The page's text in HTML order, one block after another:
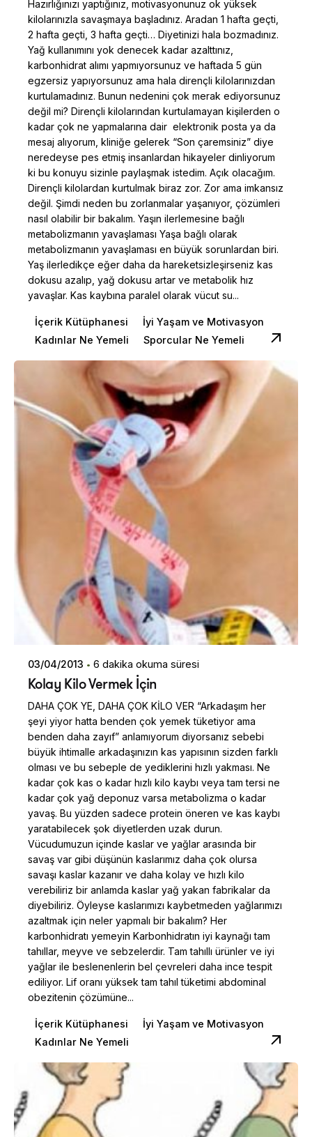
Hazırlığınızı yaptığınız, motivasyonunuz ok yüksek
kilolarınızla savaşmaya başladınız. Aradan 1 hafta geçti,
2 hafta geçti, 3 hafta geçti… Diyetinizi hala bozmadınız.
Yağ kullanımını yok denecek kadar azalttınız,
karbonhidrat alımı yapmıyorsunuz ve haftada 5 gün
egzersiz yapıyorsunuz ama hala dirençli kilolarınızdan
kurtulamadınız. Bunun nedenini çok merak ediyorsunuz
değil mi? Dirençli kilolarından kurtulamayan kişilerden o
kadar çok ne yapmalarına dair elektronik posta ya da
mesaj alıyorum, kliniğe gelerek “Son çaremsiniz” diye
neredeyse pes etmiş insanlardan hikayeler dinliyorum
ki bu konuyu sizinle paylaşmak istedim. Açık olacağım.
Dirençli kilolardan kurtulmak biraz zor. Zor ama imkansız
değil. Şimdi neden bu zorlanmalar yaşanıyor, çözümleri
nasıl olabilir bir bakalım. Yaşın ilerlemesine bağlı
metabolizmanın yavaşlaması Yaşa bağlı olarak
metabolizmanın yavaşlaması en büyük sorunlardan biri.
Yaş ilerledikçe eğer daha da hareketsizleşirseniz kas
dokusu azalıp, yağ dokusu artar ve metabolik hız
yavaşlar. Kas kaybına paralel olarak vücut su...
İçerik Kütüphanesi
İyi Yaşam ve Motivasyon
Kadınlar Ne Yemeli
Sporcular Ne Yemeli
Posted by
Dilara Koçak
03/04/2013 6 dakika okuma süresi
Kolay Kilo Vermek İçin
DAHA ÇOK YE, DAHA ÇOK KİLO VER “Arkadaşım her
şeyi yiyor hatta benden çok yemek tüketiyor ama
benden daha zayıf” anlamıyorum diyorsanız sebebi
büyük ihtimalle arkadaşınızın kas yapısının sizden farklı
olması ve bu sebeple de yediklerini hızlı yakması. Ne
kadar çok kas o kadar hızlı kilo kaybı veya tam tersi ne
kadar çok yağ deponuz varsa metabolizma o kadar
yavaş. Bu yüzden sadece protein öneren ve kas kaybı
yaratabilecek şok diyetlerden uzak durun.
Vücudumuzun içinde kaslar ve yağlar arasında bir
savaş var gibi düşünün kaslarımız daha çok olursa
savaşı kaslar kazanır ve daha kolay ve hızlı kilo
verebiliriz bir anlamda kaslar yağ yakan fabrikalar da
diyebiliriz. Öyleyse kaslarımızı kaybetmeden yağlarımızı
azaltmak için neler yapmalı bir bakalım? Her
karbonhidratı yemeyin Karbonhidratın iyi kaynağı tam
tahıllar, meyve ve sebzelerdir. Tam tahıllı ürünler ve iyi
yağlar ile beslenenlerin bel çevreleri daha ince tespit
ediliyor. Lif oranı yüksek tam tahıl tüketimi abdominal
obezitenin çözümüne...
İçerik Kütüphanesi
İyi Yaşam ve Motivasyon
Kadınlar Ne Yemeli
Posted by
Dilara Koçak